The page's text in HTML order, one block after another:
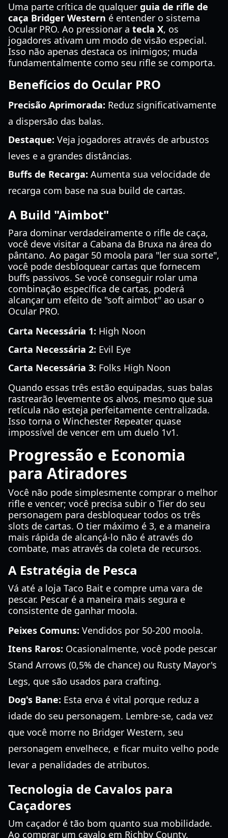
Uma parte crítica de qualquer guia de rifle de
caça Bridger Western é entender o sistema
Ocular PRO. Ao pressionar a tecla X, os
jogadores ativam um modo de visão especial.
Isso não apenas destaca os inimigos; muda
fundamentalmente como seu rifle se comporta.
Benefícios do Ocular PRO
Precisão Aprimorada: Reduz significativamente
a dispersão das balas.
Destaque: Veja jogadores através de arbustos
leves e a grandes distâncias.
Buffs de Recarga: Aumenta sua velocidade de
recarga com base na sua build de cartas.
A Build "Aimbot"
Para dominar verdadeiramente o rifle de caça,
você deve visitar a Cabana da Bruxa na área do
pântano. Ao pagar 50 moola para "ler sua sorte",
você pode desbloquear cartas que fornecem
buffs passivos. Se você conseguir rolar uma
combinação específica de cartas, poderá
alcançar um efeito de "soft aimbot" ao usar o
Ocular PRO.
Carta Necessária 1: High Noon
Carta Necessária 2: Evil Eye
Carta Necessária 3: Folks High Noon
Quando essas três estão equipadas, suas balas
rastrearão levemente os alvos, mesmo que sua
retícula não esteja perfeitamente centralizada.
Isso torna o Winchester Repeater quase
impossível de vencer em um duelo 1v1.
Progressão e Economia
para Atiradores
Você não pode simplesmente comprar o melhor
rifle e vencer; você precisa subir o Tier do seu
personagem para desbloquear todos os três
slots de cartas. O tier máximo é 3, e a maneira
mais rápida de alcançá-lo não é através do
combate, mas através da coleta de recursos.
A Estratégia de Pesca
Vá até a loja Taco Bait e compre uma vara de
pescar. Pescar é a maneira mais segura e
consistente de ganhar moola.
Peixes Comuns: Vendidos por 50-200 moola.
Itens Raros: Ocasionalmente, você pode pescar
Stand Arrows (0,5% de chance) ou Rusty Mayor's
Legs, que são usados para crafting.
Dog's Bane: Esta erva é vital porque reduz a
idade do seu personagem. Lembre-se, cada vez
que você morre no Bridger Western, seu
personagem envelhece, e ficar muito velho pode
levar a penalidades de atributos.
Tecnologia de Cavalos para
Caçadores
Um caçador é tão bom quanto sua mobilidade.
Ao comprar um cavalo em Richby County,